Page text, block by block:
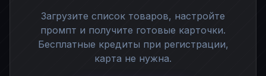
Загрузите список товаров, настройте
промпт и получите готовые карточки.
Бесплатные кредиты при регистрации,
карта не нужна.